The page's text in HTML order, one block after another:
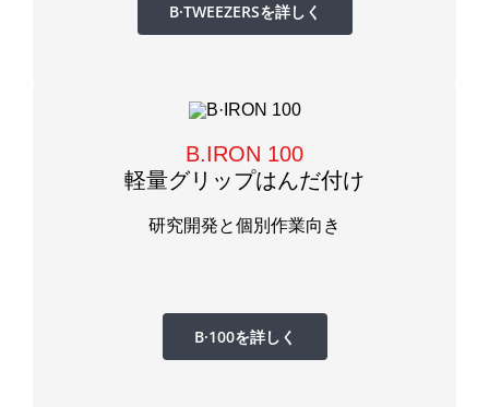
B·TWEEZERSを詳しく
B.IRON 100
軽量グリップはんだ付け
研究開発と個別作業向き
B·100を詳しく